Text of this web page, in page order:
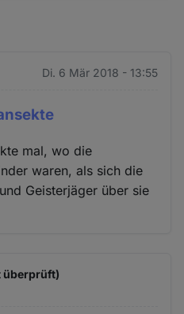
Di. 6 Mär 2018 - 13:55
mal, wo die
waren, als sich die
Geisterjäger über sie
überprüft)